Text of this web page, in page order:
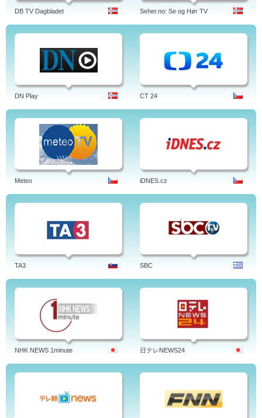
DB TV Dagbladet Seher.no: Se og Hør TV
DN Play CT 24
Meteo iDNES.cz
TA3 SBC
NHK NEWS 1minute 日テレNEWS24